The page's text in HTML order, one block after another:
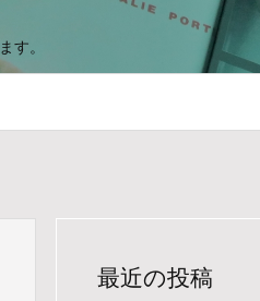
す。
最近の投稿